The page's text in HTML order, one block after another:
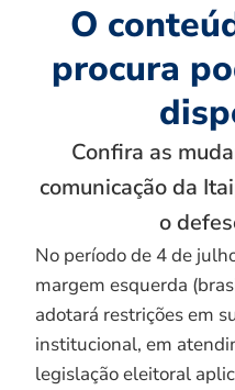
O
procura
Confira as
comunicação da
o
No período de 4 de
margem esquerda
adotará restrições em
institucional, em
legislação eleitoral